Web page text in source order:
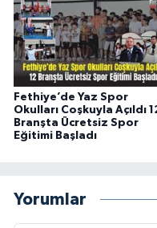
Fethiye’de Yaz Spor
Okulları Coşkuyla Açıldı
Branşta Ücretsiz Spor
Eğitimi Başladı
Yorumlar